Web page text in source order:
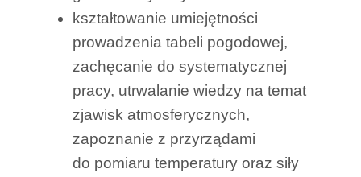
kształtowanie umiejętności
prowadzenia tabeli pogodowej,
zachęcanie do systematycznej
pracy, utrwalanie wiedzy na temat
zjawisk atmosferycznych,
zapoznanie z przyrządami
do pomiaru temperatury oraz siły